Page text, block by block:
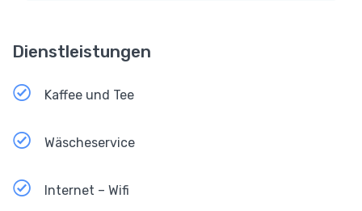
Dienstleistungen
Kaffee und Tee
Wäscheservice
Internet – Wifi